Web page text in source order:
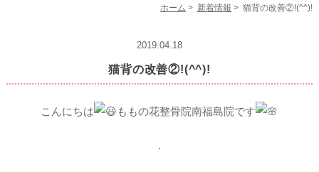
ホーム > 新着情報 > 猫背の改善②!(^^)!
2019.04.18
猫背の改善②!(^^)!
こんにちは ももの花整骨院南福島院です
.